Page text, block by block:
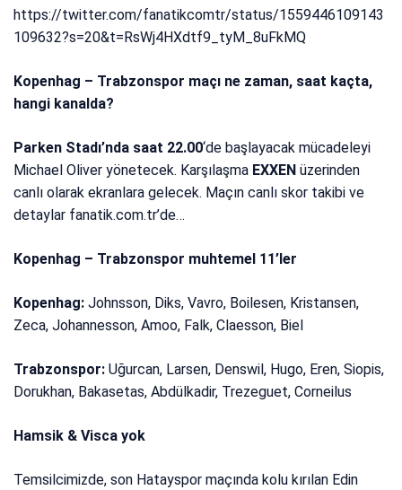
https://twitter.com/fanatikcomtr/status/1559446109143
109632?s=20&t=RsWj4HXdtf9_tyM_8uFkMQ
Kopenhag – Trabzonspor maçı ne zaman, saat kaçta,
hangi kanalda?
Parken Stadı’nda saat 22.00‘de başlayacak mücadeleyi
Michael Oliver yönetecek. Karşılaşma EXXEN üzerinden
canlı olarak ekranlara gelecek. Maçın canlı skor takibi ve
detaylar fanatik.com.tr’de…
Kopenhag – Trabzonspor muhtemel 11’ler
Kopenhag: Johnsson, Diks, Vavro, Boilesen, Kristansen,
Zeca, Johannesson, Amoo, Falk, Claesson, Biel
Trabzonspor:Uğurcan, Larsen, Denswil, Hugo, Eren, Siopis,
Dorukhan, Bakasetas, Abdülkadir, Trezeguet, Corneilus
Hamsik & Visca yok
Temsilcimizde, son Hatayspor maçında kolu kırılan Edin